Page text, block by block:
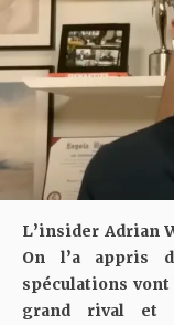
L’insider Adrian
On l’a appris
spéculations
grand rival et